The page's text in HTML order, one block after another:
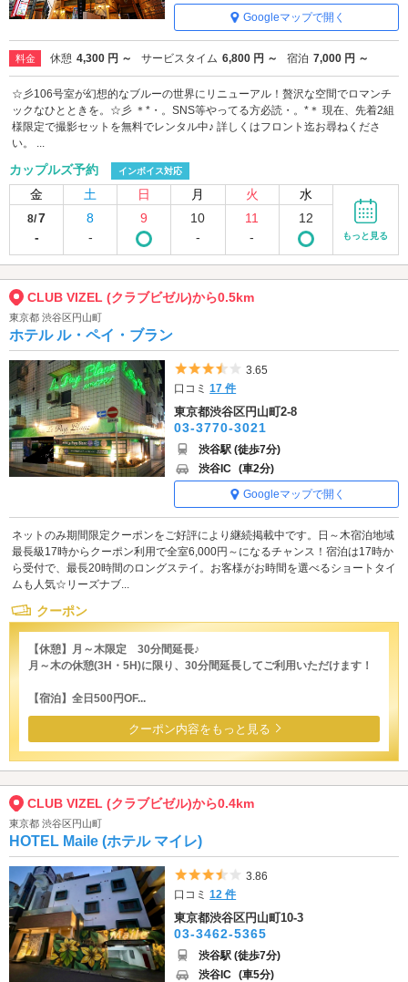
Googleマップで開く
料金 休憩 4,300 円 ～ サービスタイム 6,800 円 ～ 宿泊 7,000 円 ～
☆彡106号室が幻想的なブルーの世界にリニューアル！贅沢な空間でロマンチ
ックなひとときを。☆彡 ＊*・。SNS等やってる方必読・。*＊ 現在、先着2組
様限定で撮影セットを無料でレンタル中♪ 詳しくはフロント迄お尋ねくださ
い。 ...
カップルズ予約 インボイス対応
金 土 日 月 火 水
8/7
-
8
-
9
10
-
11
-
12
もっと見る
CLUB VIZEL (クラブビゼル)から0.5km
東京都 渋谷区円山町
ホテル ル・ペイ・ブラン
5つ星のうち3.5
3.65
口コミ17 件
東京都渋谷区円山町2-8
03-3770-3021
渋谷駅 (徒歩7分)
渋谷IC (車2分)
Googleマップで開く
ネットのみ期間限定クーポンをご好評により継続掲載中です。日～木宿泊地域
最長級17時からクーポン利用で全室6,000円～になるチャンス！宿泊は17時か
ら受付で、最長20時間のロングステイ。お客様がお時間を選べるショートタイ
ムも人気☆リーズナブ...
クーポン
【休憩】月～木限定 30分間延長♪
月～木の休憩(3H・5H)に限り、30分間延長してご利用いただけます！
【宿泊】全日500円OF...
クーポン内容をもっと見る
CLUB VIZEL (クラブビゼル)から0.4km
東京都 渋谷区円山町
HOTEL Maile (ホテル マイレ)
5つ星のうち3.5
3.86
口コミ12 件
東京都渋谷区円山町10-3
03-3462-5365
渋谷駅 (徒歩7分)
渋谷IC (車5分)